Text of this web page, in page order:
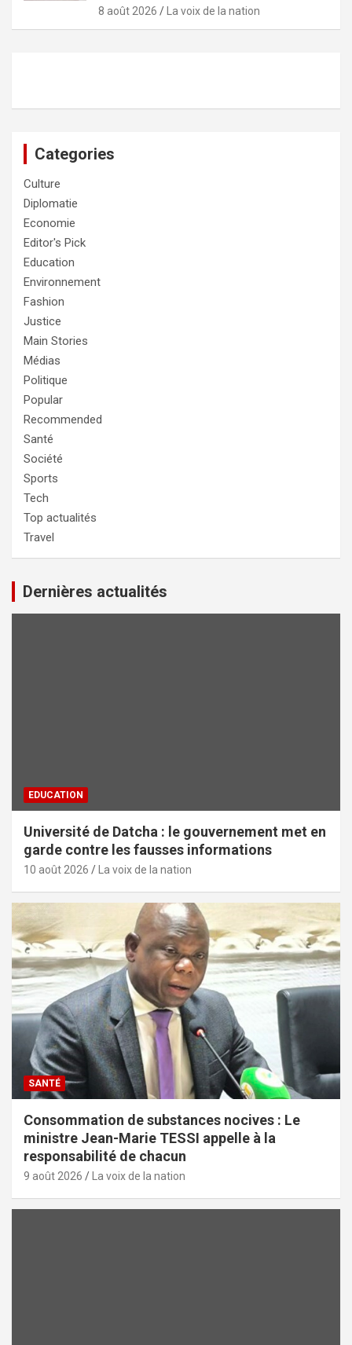
8 août 2026 La voix de la nation
Categories
Culture
Diplomatie
Economie
Editor's Pick
Education
Environnement
Fashion
Justice
Main Stories
Médias
Politique
Popular
Recommended
Santé
Société
Sports
Tech
Top actualités
Travel
Dernières actualités
EDUCATION
Université de Datcha : le gouvernement met en
garde contre les fausses informations
10 août 2026 La voix de la nation
SANTÉ
Consommation de substances nocives : Le
ministre Jean-Marie TESSI appelle à la
responsabilité de chacun
9 août 2026 La voix de la nation